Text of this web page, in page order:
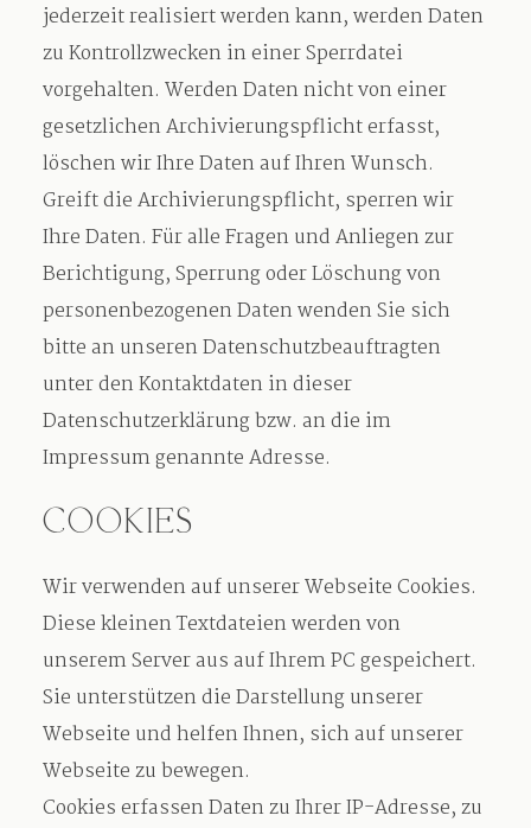
jederzeit realisiert werden kann, werden Daten
zu Kontrollzwecken in einer Sperrdatei
vorgehalten. Werden Daten nicht von einer
gesetzlichen Archivierungspflicht erfasst,
löschen wir Ihre Daten auf Ihren Wunsch.
Greift die Archivierungspflicht, sperren wir
Ihre Daten. Für alle Fragen und Anliegen zur
Berichtigung, Sperrung oder Löschung von
personenbezogenen Daten wenden Sie sich
bitte an unseren Datenschutzbeauftragten
unter den Kontaktdaten in dieser
Datenschutzerklärung bzw. an die im
Impressum genannte Adresse.
COOKIES
Wir verwenden auf unserer Webseite Cookies.
Diese kleinen Textdateien werden von
unserem Server aus auf Ihrem PC gespeichert.
Sie unterstützen die Darstellung unserer
Webseite und helfen Ihnen, sich auf unserer
Webseite zu bewegen.
Cookies erfassen Daten zu Ihrer IP-Adresse, zu